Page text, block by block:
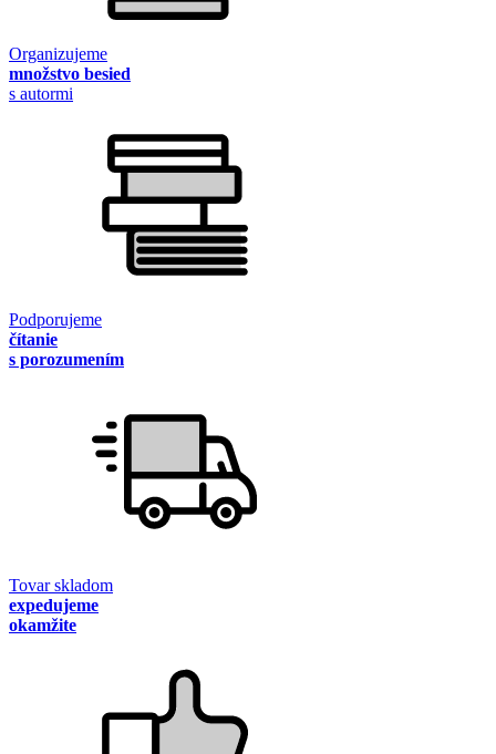
Organizujeme
množstvo besied
s autormi
Podporujeme
čítanie
s porozumením
Tovar skladom
expedujeme
okamžite